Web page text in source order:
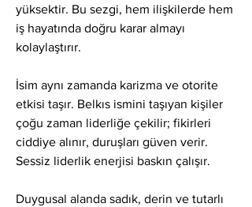
yüksektir. Bu sezgi, hem ilişkilerde hem
iş hayatında doğru karar almayı
kolaylaştırır.
İsim aynı zamanda karizma ve otorite
etkisi taşır. Belkıs ismini taşıyan kişiler
çoğu zaman liderliğe çekilir; fikirleri
ciddiye alınır, duruşları güven verir.
Sessiz liderlik enerjisi baskın çalışır.
Duygusal alanda sadık, derin ve tutarlı